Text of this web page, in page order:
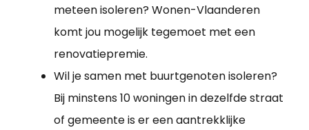
meteen isoleren? Wonen-Vlaanderen
komt jou mogelijk tegemoet met een
renovatiepremie.
Wil je samen met buurtgenoten isoleren?
Bij minstens 10 woningen in dezelfde straat
of gemeente is er een aantrekklijke